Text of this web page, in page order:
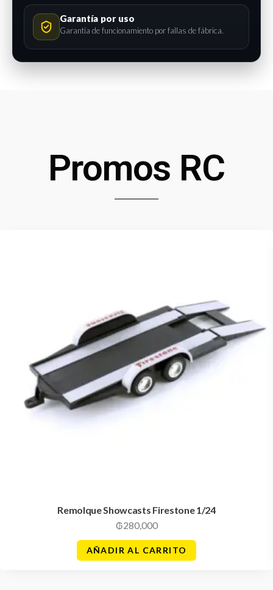
Garantía por uso
Garantía de funcionamiento por fallas de fábrica.
Promos RC
Remolque Showcasts Firestone 1/24
₲280,000
AÑADIR AL CARRITO